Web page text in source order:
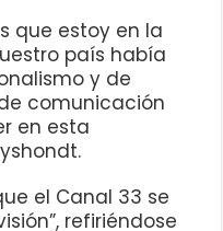
que estoy en la
país había
y de
comunicación
en esta
el Canal 33 se
refiriéndose